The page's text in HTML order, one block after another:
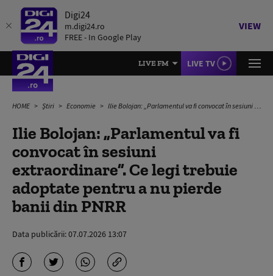
Digi24
m.digi24.ro
FREE - In Google Play
VIEW
LIVE FM LIVE TV
HOME Știri Economie Ilie Bolojan: „Parlamentul va fi convocat în sesiuni extraordinare”. Ce legi trebuie adoptate pentru a nu pierde banii din PNRR
Ilie Bolojan: „Parlamentul va fi
convocat în sesiuni
extraordinare”. Ce legi trebuie
adoptate pentru a nu pierde
banii din PNRR
Data publicării:07.07.2026 13:07